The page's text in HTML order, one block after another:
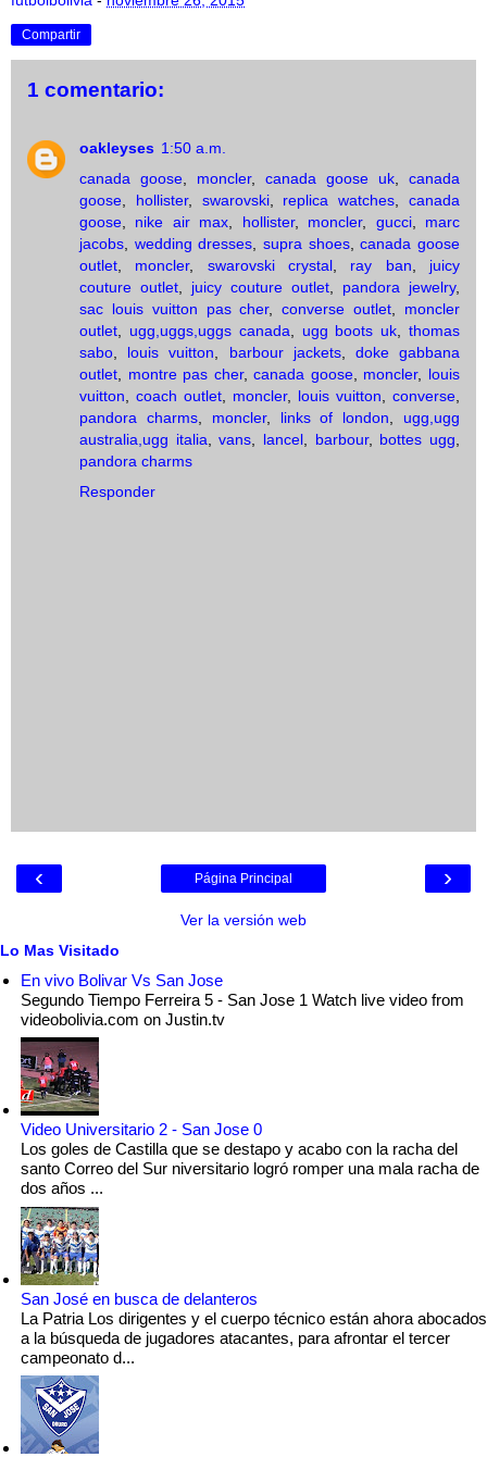
Compartir
1 comentario:
oakleyses 1:50 a.m.
canada goose, moncler, canada goose uk, canada
goose, hollister, swarovski, replica watches,canada
goose, nike air max, hollister, moncler, gucci, marc
jacobs, wedding dresses,supra shoes,canada goose
outlet, moncler, swarovski crystal, ray ban, juicy
couture outlet, juicy couture outlet, pandora jewelry,
sac louis vuitton pas cher,converse outlet, moncler
outlet, ugg,uggs,uggs canada, ugg boots uk,thomas
sabo, louis vuitton, barbour jackets, doke gabbana
outlet, montre pas cher,canada goose, moncler, louis
vuitton, coach outlet, moncler, louis vuitton, converse,
pandora charms, moncler, links of london, ugg,ugg
australia,ugg italia,vans, lancel, barbour, bottes ugg,
pandora charms
Responder
‹ ›
Página Principal
Ver la versión web
Lo Mas Visitado
En vivo Bolivar Vs San Jose
Segundo Tiempo Ferreira 5 - San Jose 1 Watch live video from
videobolivia.com on Justin.tv
Video Universitario 2 - San Jose 0
Los goles de Castilla que se destapo y acabo con la racha del
santo Correo del Sur niversitario logró romper una mala racha de
dos años ...
San José en busca de delanteros
La Patria Los dirigentes y el cuerpo técnico están ahora abocados
a la búsqueda de jugadores atacantes, para afrontar el tercer
campeonato d...